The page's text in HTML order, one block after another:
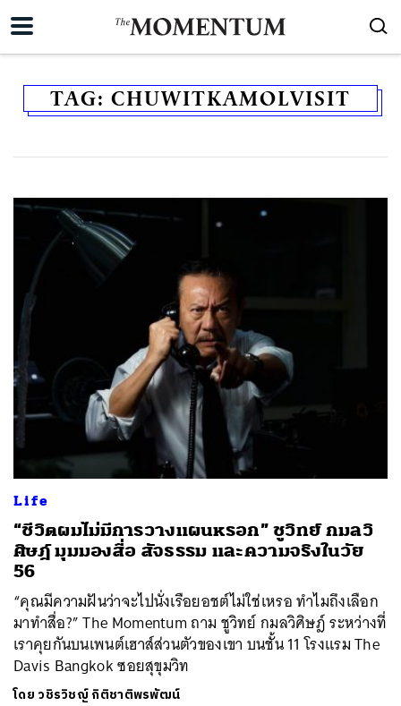
TAG: CHUWITKAMOLVISIT
Life
“ชีวิตผมไม่มีการวางแผนหรอก” ชูวิทย์ กมลวิ
ศิษฎ์ มุมมองสื่อ สัจธรรม และความจริงในวัย
56
“คุณมีความฝันว่าจะไปนั่งเรือยอชต์ไม่ใช่เหรอ ทำไมถึงเลือก
มาทำสื่อ?” The Momentum ถาม ชูวิทย์ กมลวิศิษฎ์ ระหว่างที่
เราคุยกันบนเพนต์เฮาส์ส่วนตัวของเขา บนชั้น 11 โรงแรม The
Davis Bangkok ซอยสุขุมวิท
โดยวชิรวิชญ์ กิติชาติพรพัฒน์